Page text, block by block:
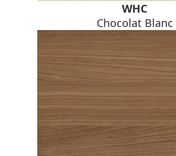
WHC
Chocolat Blanc